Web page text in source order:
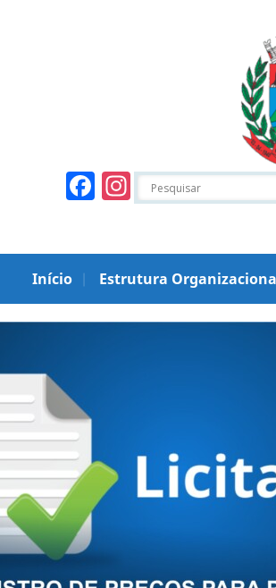
Facebook
Instagram
Início Estrutura